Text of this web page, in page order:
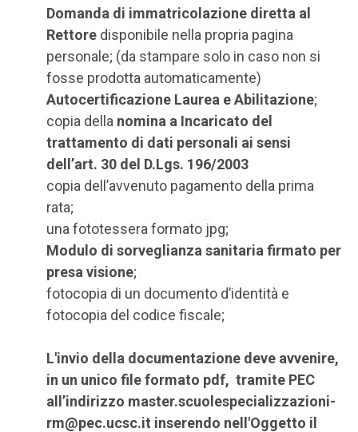
Domanda di immatricolazione diretta al
Rettore disponibile nella propria pagina
personale; (da stampare solo in caso non si
fosse prodotta automaticamente)
Autocertificazione Laurea e Abilitazione;
copia della nomina a Incaricato del
trattamento di dati personali ai sensi
dell’art. 30 del D.Lgs. 196/2003
copia dell’avvenuto pagamento della prima
rata;
una fototessera formato jpg;
Modulo di sorveglianza sanitaria firmato per
presa visione;
fotocopia di un documento d’identità e
fotocopia del codice fiscale;
L'invio della documentazione deve avvenire,
in un unico file formato pdf, tramite PEC
all’indirizzo master.scuolespecializzazioni-
rm@pec.ucsc.it inserendo nell'Oggetto il